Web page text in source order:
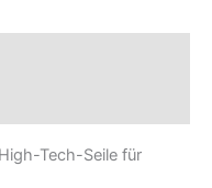
Tech-Seile für